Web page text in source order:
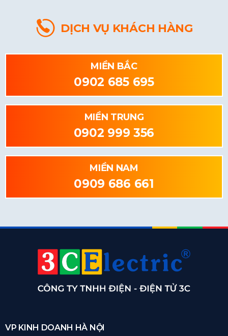
DỊCH VỤ KHÁCH HÀNG
MIỀN BẮC
0902 685 695
MIỀN TRUNG
0902 999 356
MIỀN NAM
0909 686 661
VP KINH DOANH HÀ NỘI